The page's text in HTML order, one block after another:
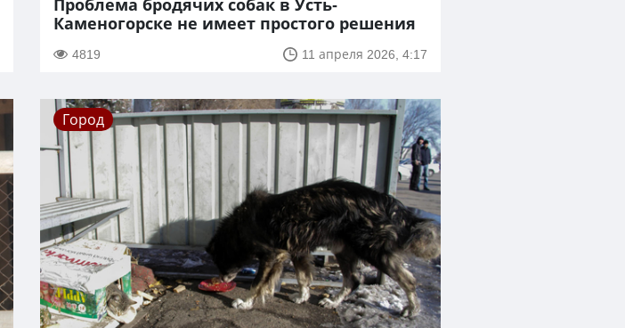
Проблема бродячих собак в Усть-
Каменогорске не имеет простого решения
4819 11 апреля 2026, 4:17
Город